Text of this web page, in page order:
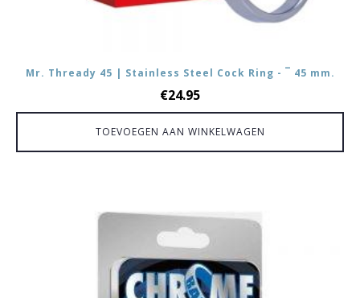
Mr. Thready 45 | Stainless Steel Cock Ring - ¯ 45 mm.
€24.95
TOEVOEGEN AAN WINKELWAGEN